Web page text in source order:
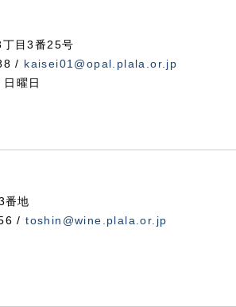
目3番25号
/ kaisei01@opal.plala.or.jp
曜日
番地
/toshin@wine.plala.or.jp